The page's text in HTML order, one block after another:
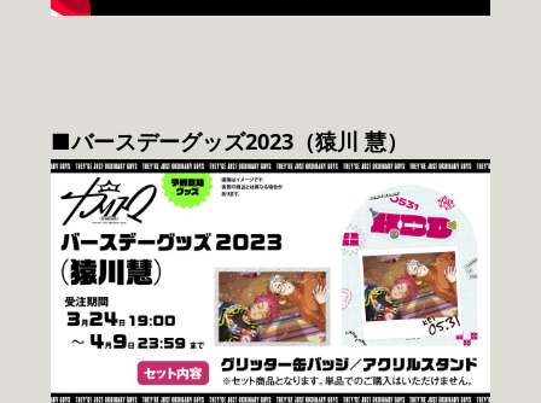
■バースデーグッズ2023（猿川 慧）